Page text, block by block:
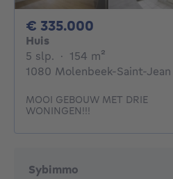
€ 335.000
Huis
5 slp. 5 slaapkamers
· 154 m²
1080 Molenbeek-Saint-Jean
MOOI GEBOUW MET DRIE
WONINGEN!!!
Sybimmo